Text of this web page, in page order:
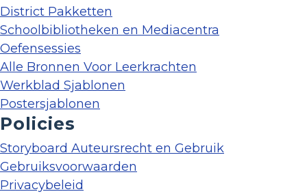
District Pakketten
Schoolbibliotheken en Mediacentra
Oefensessies
Alle Bronnen Voor Leerkrachten
Werkblad Sjablonen
Postersjablonen
Policies
Storyboard Auteursrecht en Gebruik
Gebruiksvoorwaarden
Privacybeleid